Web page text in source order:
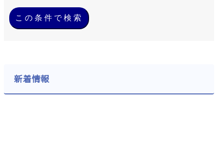
この条件で検索
新着情報